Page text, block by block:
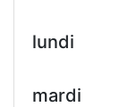
lundi
mardi